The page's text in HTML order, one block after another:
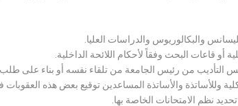
والبكالوريوس والدراسات العليا.
قاعات البحث وفقاً لأحكام اللائحة الداخلية.
التأديب من رئيس الجامعة من تلقاء نفسه أو بناء على طلب
وللأساتذة والأساتذة المساعدين توقيع بعض هذه العقوبات
نظم الامتحانات الخاصة بها.